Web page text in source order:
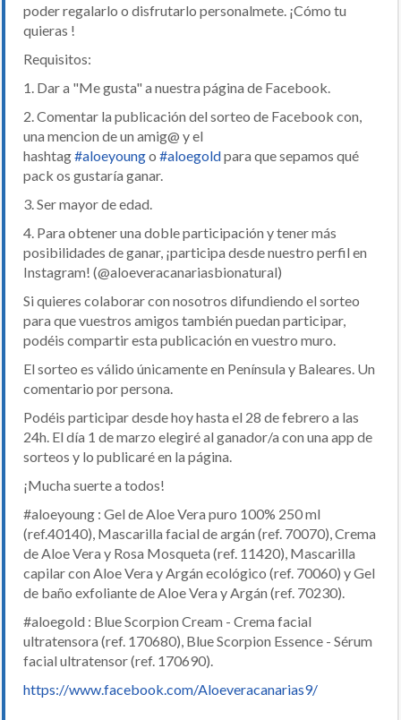
poder regalarlo o disfrutarlo personalmete. ¡Cómo tu
quieras !
Requisitos:
1. Dar a "Me gusta" a nuestra página de Facebook.
2. Comentar la publicación del sorteo de Facebook con,
una mencion de un amig@ y el
hashtag#aloeyoungo #aloegoldpara que sepamos qué
pack os gustaría ganar.
3. Ser mayor de edad.
4. Para obtener una doble participación y tener más
posibilidades de ganar, ¡participa desde nuestro perfil en
Instagram! (@aloeveracanariasbionatural)
Si quieres colaborar con nosotros difundiendo el sorteo
para que vuestros amigos también puedan participar,
podéis compartir esta publicación en vuestro muro.
El sorteo es válido únicamente en Península y Baleares. Un
comentario por persona.
Podéis participar desde hoy hasta el 28 de febrero a las
24h. El día 1 de marzo elegiré al ganador/a con una app de
sorteos y lo publicaré en la página.
¡Mucha suerte a todos!
#aloeyoung : Gel de Aloe Vera puro 100% 250 ml
(ref.40140), Mascarilla facial de argán (ref. 70070), Crema
de Aloe Vera y Rosa Mosqueta (ref. 11420), Mascarilla
capilar con Aloe Vera y Argán ecológico (ref. 70060) y Gel
de baño exfoliante de Aloe Vera y Argán (ref. 70230).
#aloegold : Blue Scorpion Cream - Crema facial
ultratensora (ref. 170680), Blue Scorpion Essence - Sérum
facial ultratensor (ref. 170690).
https://www.facebook.com/Aloeveracanarias9/